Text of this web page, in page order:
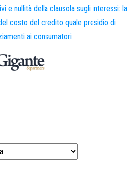
e nullità della clausola sugli interessi: la
costo del credito quale presidio di
ai consumatori